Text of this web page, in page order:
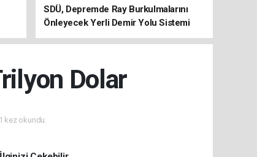
SDÜ, Depremde Ray Burkulmalarını
Önleyecek Yerli Demir Yolu Sistemi
Geliştiriyor
Dolar
kez okundu.